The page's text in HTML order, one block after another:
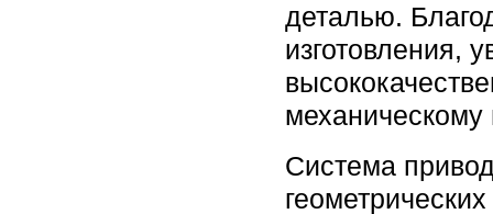
деталью.
изготовления,
механическому
Система